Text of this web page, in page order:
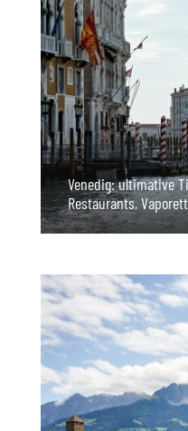
Venedig: ultimative
Restaurants,